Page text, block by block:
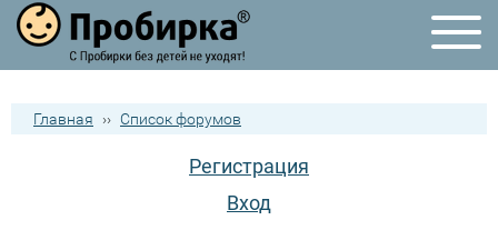
Главная ›› Список форумов
Регистрация
Вход